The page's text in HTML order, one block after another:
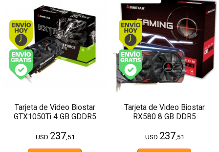
Envío hoy. Comprando antes de 13Hs.
Envío gratis (Ver Envíos y Pagos)
Tarjeta de Video Biostar
GTX1050Ti 4 GB GDDR5
USD 237 ,51
Envío hoy.
Envío gratis (Ver
Tarjeta de Video Biostar
RX580 8 GB DDR5
USD 237 ,51